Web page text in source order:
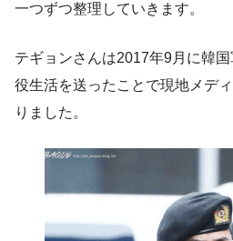
一つずつ整理していきます。
テギョンさんは2017年9月に韓
役生活を送ったことで現地メデ
りました。